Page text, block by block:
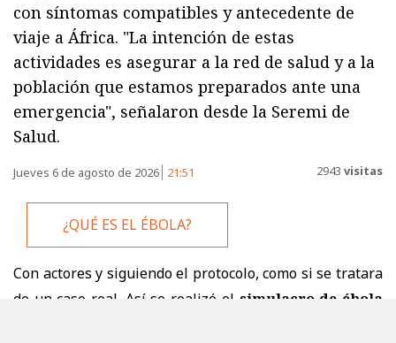
con síntomas compatibles y antecedente de
viaje a África. "La intención de estas
actividades es asegurar a la red de salud y a la
población que estamos preparados ante una
emergencia", señalaron desde la Seremi de
Salud.
Jueves 6 de agosto de 2026 21:51 2943 visitas
¿QUÉ ES EL ÉBOLA?
Con actores y siguiendo el protocolo, como si se tratara
de un caso real. Así se realizó el simulacro de ébola